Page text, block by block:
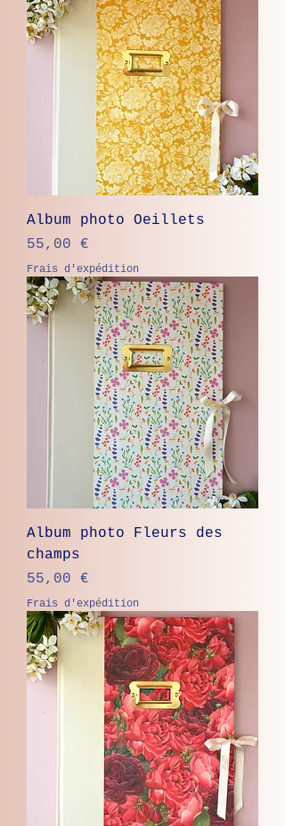
Album photo Oeillets
Prix
55,00 €
Frais d'expédition
Album photo Fleurs des
champs
Prix
55,00 €
Frais d'expédition